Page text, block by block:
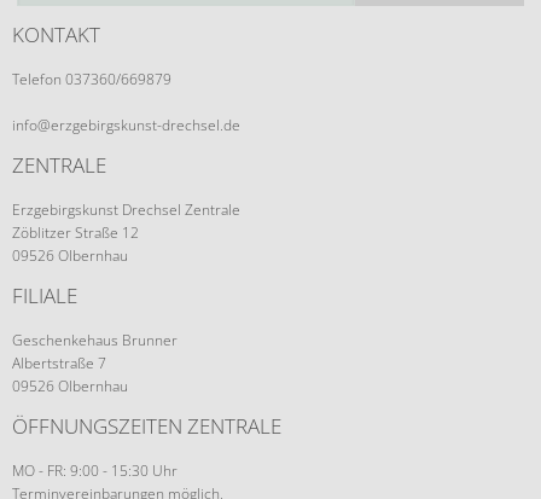
KONTAKT
Telefon 037360/669879
info@erzgebirgskunst-drechsel.de
ZENTRALE
Erzgebirgskunst Drechsel Zentrale
Zöblitzer Straße 12
09526 Olbernhau
FILIALE
Geschenkehaus Brunner
Albertstraße 7
09526 Olbernhau
ÖFFNUNGSZEITEN ZENTRALE
MO - FR: 9:00 - 15:30 Uhr
Terminvereinbarungen möglich.